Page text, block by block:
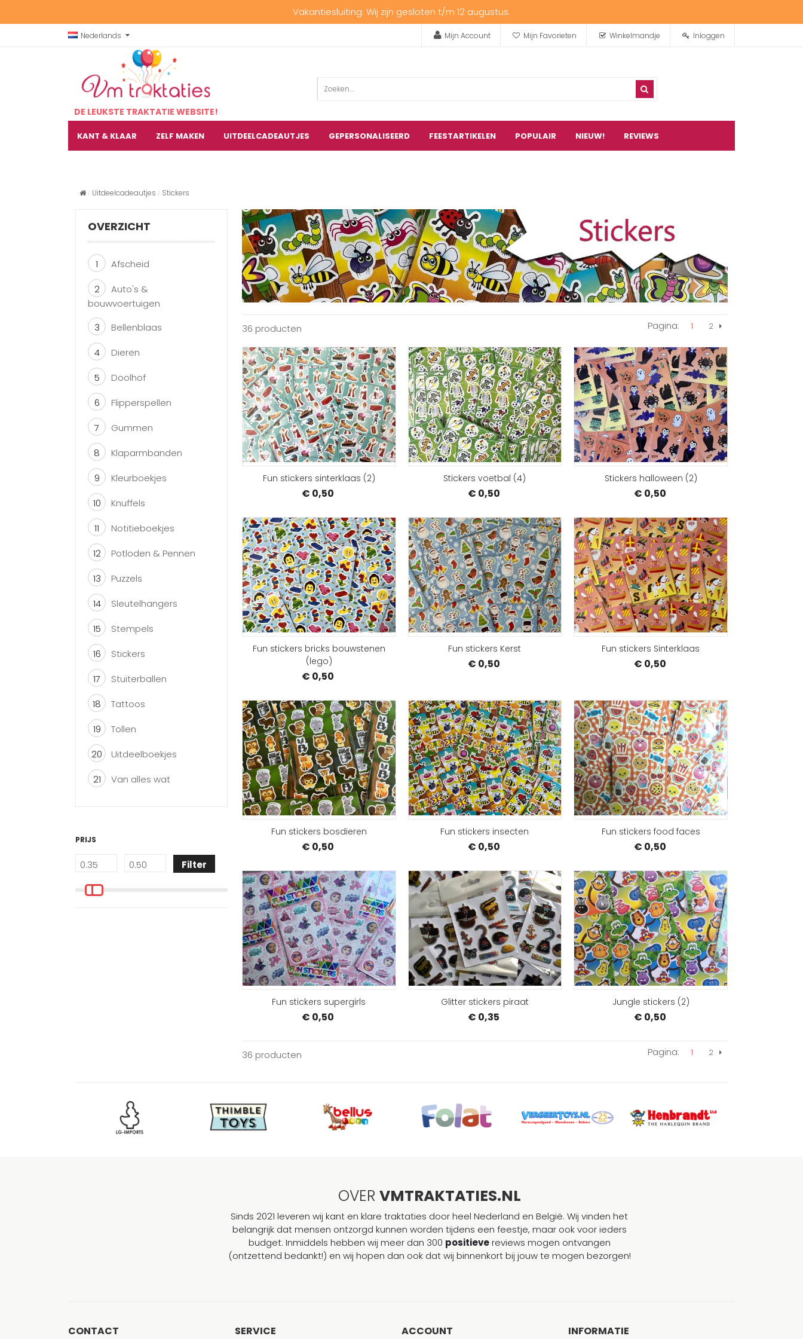
Vakantiesluiting: Wij zijn gesloten t/m 12 augustus.
Nederlands Mijn Account Mijn Favorieten Winkelmandje Inloggen
DE LEUKSTE TRAKTATIE WEBSITE!
KANT & KLAAR ZELF MAKEN UITDEELCADEAUTJES GEPERSONALISEERD FEESTARTIKELEN POPULAIR NIEUW! REVIEWS
Uitdeelcadeautjes Stickers
OVERZICHT
1
Afscheid
2
Auto's &
bouwvoertuigen
3
Bellenblaas
4
Dieren
5
Doolhof
6
Flipperspellen
7
Gummen
8
Klaparmbanden
9
Kleurboekjes
10
Knuffels
11
Notitieboekjes
12
Potloden & Pennen
13
Puzzels
14
Sleutelhangers
15
Stempels
16
Stickers
17
Stuiterballen
18
Tattoos
19
Tollen
20
Uitdeelboekjes
21
Van alles wat
PRIJS
Filter
36 producten Pagina: 1
2
Fun stickers sinterklaas (2)
€ 0,50
BESTELLEN
Stickers voetbal (4)
€ 0,50
BESTELLEN
Stickers halloween (2)
€ 0,50
Fun stickers bricks bouwstenen
(lego)
€ 0,50
BESTELLEN
Fun stickers Kerst
€ 0,50
BESTELLEN
Fun stickers Sinterklaas
€ 0,50
Fun stickers bosdieren
€ 0,50
BESTELLEN
Fun stickers insecten
€ 0,50
BESTELLEN
Fun stickers food faces
€ 0,50
Fun stickers supergirls
€ 0,50
BESTELLEN
Glitter stickers piraat
€ 0,35
BESTELLEN
Jungle stickers (2)
€ 0,50
36 producten Pagina: 1
2
OVER VMTRAKTATIES.NL
Sinds 2021 leveren wij kant en klare traktaties door heel Nederland en België. Wij vinden het
belangrijk dat mensen ontzorgd kunnen worden tijdens een feestje, maar ook voor ieders
budget. Inmiddels hebben wij meer dan 300 positievereviews mogen ontvangen
(ontzettend bedankt!) en wij hopen dan ook dat wij binnenkort bij jouw te mogen bezorgen!
CONTACT SERVICE ACCOUNT INFORMATIE